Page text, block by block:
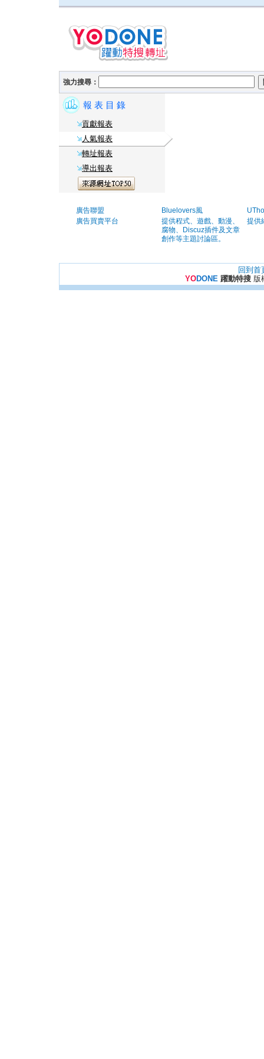
強力搜尋：
報 表 目 錄
貢獻報表
人氣報表
轉址報表
導出報表
廣告聯盟
廣告買賣平台
Bluelovers風
提供程式、遊戲、動漫、
腐物、Discuz插件及文章
創作等主題討論區。
提供
回到首
YODONE 躍動特搜版